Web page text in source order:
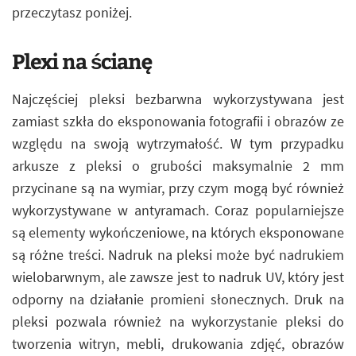
przeczytasz poniżej.
Plexi na ścianę
Najczęściej pleksi bezbarwna wykorzystywana jest
zamiast szkła do eksponowania fotografii i obrazów ze
względu na swoją wytrzymałość. W tym przypadku
arkusze z pleksi o grubości maksymalnie 2 mm
przycinane są na wymiar, przy czym mogą być również
wykorzystywane w antyramach. Coraz popularniejsze
są elementy wykończeniowe, na których eksponowane
są różne treści. Nadruk na pleksi może być nadrukiem
wielobarwnym, ale zawsze jest to nadruk UV, który jest
odporny na działanie promieni słonecznych. Druk na
pleksi pozwala również na wykorzystanie pleksi do
tworzenia witryn, mebli, drukowania zdjęć, obrazów